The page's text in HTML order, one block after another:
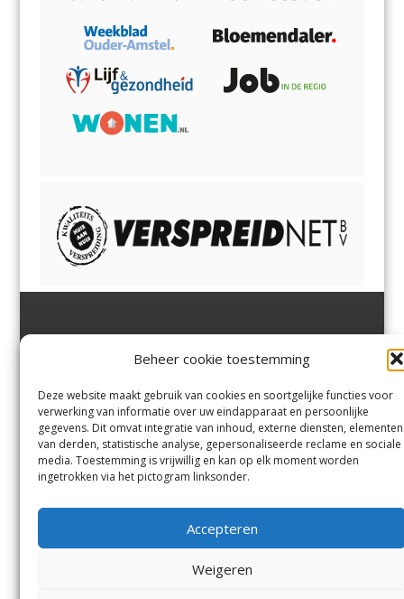
Beheer cookie toestemming
Deze website maakt gebruik van cookies en soortgelijke functies voor
verwerking van informatie over uw eindapparaat en persoonlijke
gegevens. Dit omvat integratie van inhoud, externe diensten, elementen
van derden, statistische analyse, gepersonaliseerde reclame en sociale
media. Toestemming is vrijwillig en kan op elk moment worden
ingetrokken via het pictogram linksonder.
Accepteren
Weigeren
Margadantstraat 34
0255-533900
info@jutter.nlofinfo@hofgee
st.nl
Velserbroek,Velsen-Zuid,
Zuid,Driehuisen
Spaarnwoude.
Contact
Andere uitgaven
Voorwaarden